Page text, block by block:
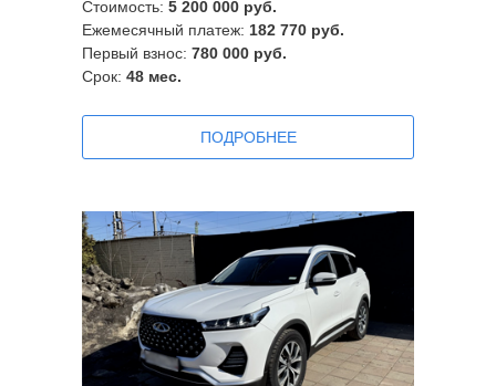
Стоимость: 5 200 000 руб.
Ежемесячный платеж: 182 770 руб.
Первый взнос: 780 000 руб.
Срок: 48 мес.
ПОДРОБНЕЕ